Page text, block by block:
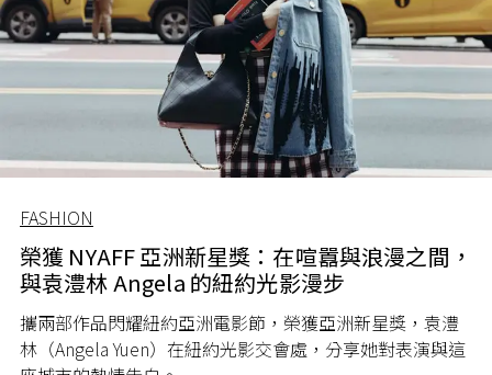
FASHION
榮獲 NYAFF 亞洲新星獎：在喧囂與浪漫之間，
與袁澧林 Angela 的紐約光影漫步
攜兩部作品閃耀紐約亞洲電影節，榮獲亞洲新星獎，袁澧
林（Angela Yuen）在紐約光影交會處，分享她對表演與這